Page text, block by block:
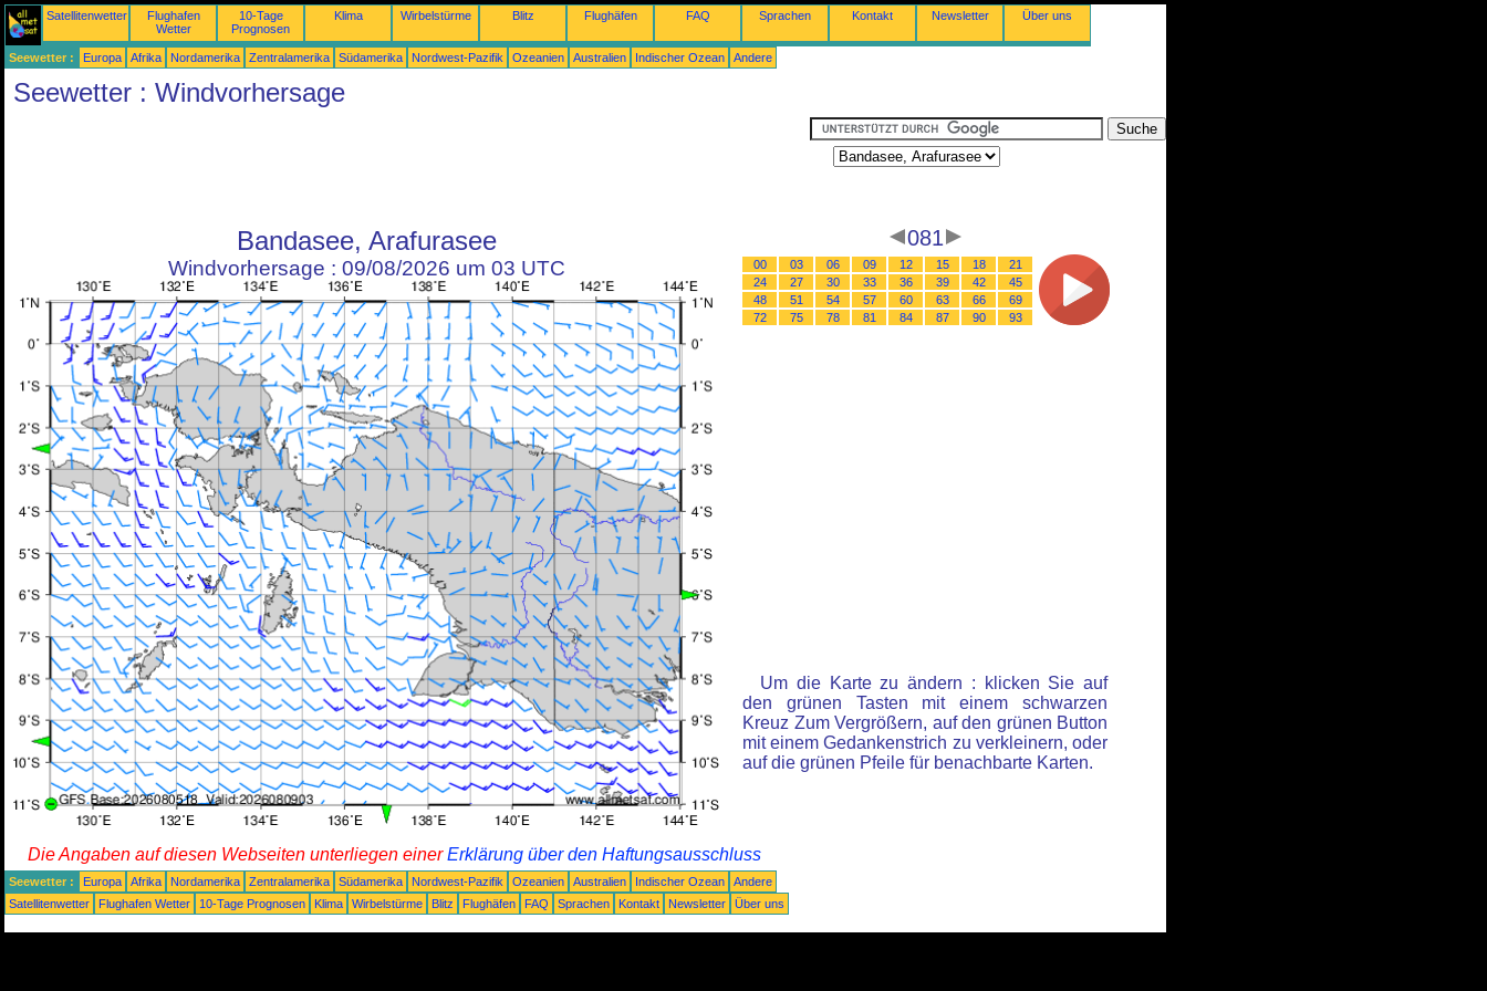
Satellitenwetter
Flughafen
Wetter
10-Tage
Prognosen
Klima Wirbelstürme Blitz Flughäfen FAQ Sprachen Kontakt Newsletter Über uns
Seewetter : Europa Afrika Nordamerika Zentralamerika Südamerika Nordwest-Pazifik Ozeanien Australien Indischer Ozean Andere
Seewetter : Windvorhersage
Bandasee, Arafurasee
Windvorhersage : 09/08/2026 um 03 UTC
081
00 03 06 09 12 15 18
21
24
27 30 33 36 39 42
45
48
51 54 57 60 63 66
69
72
75 78 81 84 87 90 93
Um die Karte zu ändern : klicken Sie auf
den grünen Tasten mit einem schwarzen
Kreuz Zum Vergrößern, auf den grünen Button
mit einem Gedankenstrich zu verkleinern, oder
auf die grünen Pfeile für benachbarte Karten.
Die Angaben auf diesen Webseiten unterliegen einerErklärung über den Haftungsausschluss
Seewetter : Europa Afrika Nordamerika Zentralamerika Südamerika Nordwest-Pazifik Ozeanien Australien Indischer Ozean
Andere
Satellitenwetter
Flughafen Wetter 10-Tage Prognosen Klima Wirbelstürme Blitz Flughäfen FAQ Sprachen Kontakt Newsletter Über uns